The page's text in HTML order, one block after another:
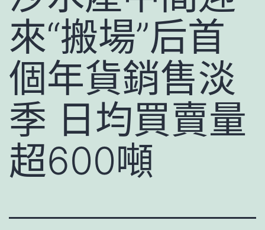
來“搬場”后首
個年貨銷售淡
季 日均買賣量
超600噸